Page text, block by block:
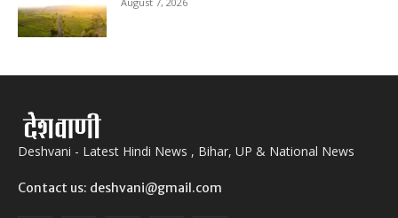
Deshvani - Latest Hindi News , Bihar, UP & National News
Contact us: deshvani@gmail.com